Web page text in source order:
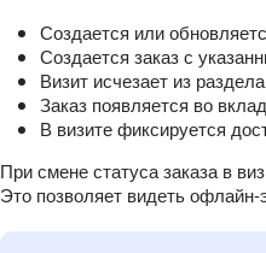
Создается или
Создается заказ с
Визит исчезает из раздела
Заказ появляется во
В визите фиксируется
При смене статуса заказа в
Это позволяет видеть